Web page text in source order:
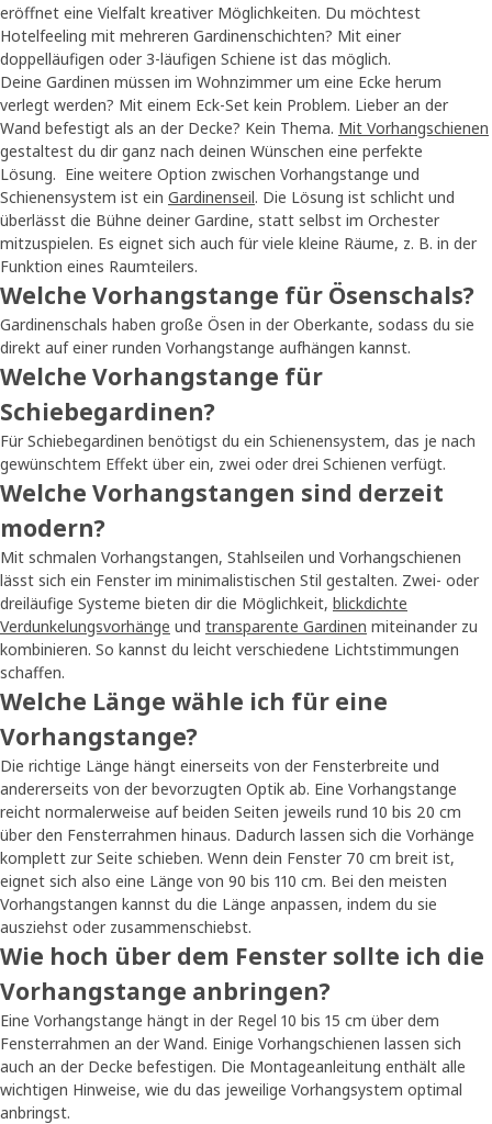
eröffnet eine Vielfalt kreativer Möglichkeiten. Du möchtest
Hotelfeeling mit mehreren Gardinenschichten? Mit einer
doppelläufigen oder 3-läufigen Schiene ist das möglich.
Deine Gardinen müssen im Wohnzimmer um eine Ecke herum
verlegt werden? Mit einem Eck-Set kein Problem. Lieber an der
Wand befestigt als an der Decke? Kein Thema. Mit Vorhangschienen
gestaltest du dir ganz nach deinen Wünschen eine perfekte
Lösung. Eine weitere Option zwischen Vorhangstange und
Schienensystem ist ein Gardinenseil. Die Lösung ist schlicht und
überlässt die Bühne deiner Gardine, statt selbst im Orchester
mitzuspielen. Es eignet sich auch für viele kleine Räume, z. B. in der
Funktion eines Raumteilers.
Welche Vorhangstange für Ösenschals?
Gardinenschals haben große Ösen in der Oberkante, sodass du sie
direkt auf einer runden Vorhangstange aufhängen kannst.
Welche Vorhangstange für
Schiebegardinen?
Für Schiebegardinen benötigst du ein Schienensystem, das je nach
gewünschtem Effekt über ein, zwei oder drei Schienen verfügt.
Welche Vorhangstangen sind derzeit
modern?
Mit schmalen Vorhangstangen, Stahlseilen und Vorhangschienen
lässt sich ein Fenster im minimalistischen Stil gestalten. Zwei- oder
dreiläufige Systeme bieten dir die Möglichkeit, blickdichte
Verdunkelungsvorhänge und transparente Gardinen miteinander zu
kombinieren. So kannst du leicht verschiedene Lichtstimmungen
schaffen.
Welche Länge wähle ich für eine
Vorhangstange?
Die richtige Länge hängt einerseits von der Fensterbreite und
andererseits von der bevorzugten Optik ab. Eine Vorhangstange
reicht normalerweise auf beiden Seiten jeweils rund 10 bis 20 cm
über den Fensterrahmen hinaus. Dadurch lassen sich die Vorhänge
komplett zur Seite schieben. Wenn dein Fenster 70 cm breit ist,
eignet sich also eine Länge von 90 bis 110 cm. Bei den meisten
Vorhangstangen kannst du die Länge anpassen, indem du sie
ausziehst oder zusammenschiebst.
Wie hoch über dem Fenster sollte ich die
Vorhangstange anbringen?
Eine Vorhangstange hängt in der Regel 10 bis 15 cm über dem
Fensterrahmen an der Wand. Einige Vorhangschienen lassen sich
auch an der Decke befestigen. Die Montageanleitung enthält alle
wichtigen Hinweise, wie du das jeweilige Vorhangsystem optimal
anbringst.